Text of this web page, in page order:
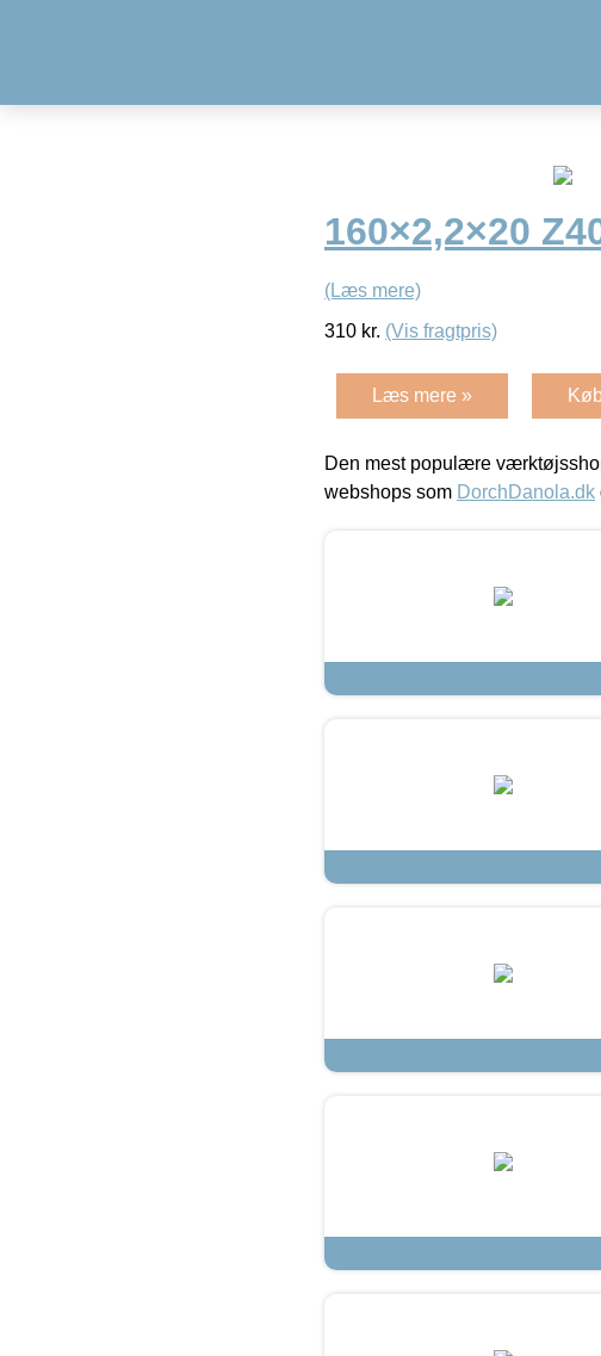
160×2,2×20
(Læs mere)
310 kr. (Vis fragtpris)
Læs mere »
Den mest populære
webshops som DorchDanola.dk